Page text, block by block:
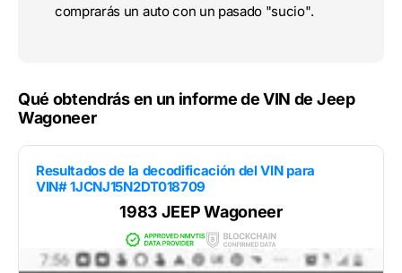
comprarás un auto con un pasado "sucio".
Qué obtendrás en un informe de VIN de Jeep
Wagoneer
Resultados de la decodificación del VIN para
VIN# 1JCNJ15N2DT018709
1983 JEEP Wagoneer